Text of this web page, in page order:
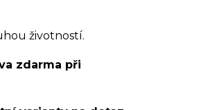
životností.
zdarma při